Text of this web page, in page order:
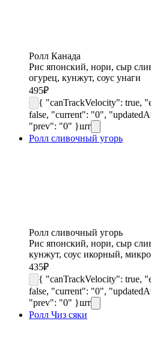
Ролл Канада
Рис японский, нори, сыр
огурец, кунжут, соус унаги
495₽
{ "canTrackVelocity": true,
false, "current": "0",
"prev": "0" }шт
Ролл сливочный угорь
Ролл сливочный угорь
Рис японский, нори, сыр
кунжут, соус икорный,
435₽
{ "canTrackVelocity": true,
false, "current": "0",
"prev": "0" }шт
Ролл Чиз сяки